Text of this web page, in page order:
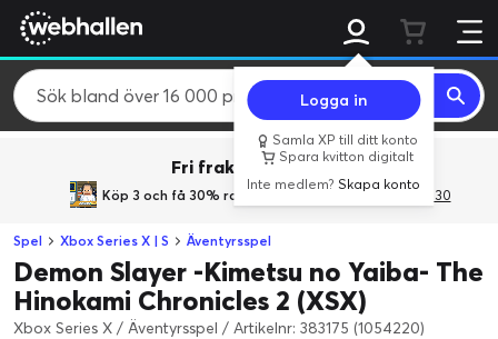
Logga in
Samla XP till ditt konto
Spara kvitton digitalt
Inte medlem?Skapa konto
Fri frakt över 800 kr.
Köp 3 och få 30% rabatt med rabattkoden 3Gives30
Spel Xbox Series X | S Äventyrsspel
Demon Slayer -Kimetsu no Yaiba- The
Hinokami Chronicles 2 (XSX)
Xbox Series X / Äventyrsspel / Artikelnr: 383175 (1054220)